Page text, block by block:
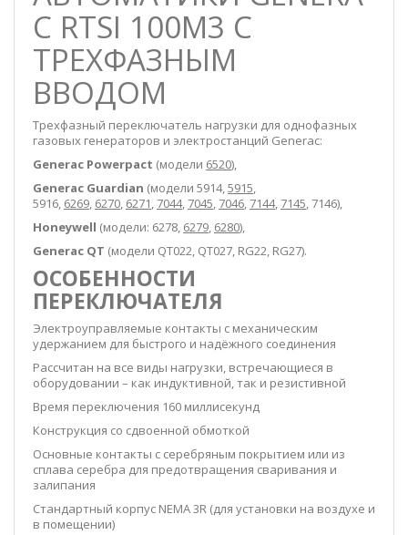
C RTSI 100M3 С
ТРЕХФАЗНЫМ
ВВОДОМ
Трехфазный переключатель нагрузки для однофазных
газовых генераторов и электростанций Generac:
Generac Powerpact (модели 6520),
Generac Guardian (модели 5914,5915,
5916, 6269, 6270, 6271, 7044, 7045, 7046, 7144, 7145, 7146),
Honeywell (модели: 6278, 6279, 6280),
Generac QT (модели QT022, QT027, RG22, RG27).
ОСОБЕННОСТИ
ПЕРЕКЛЮЧАТЕЛЯ
Электроуправляемые контакты с механическим
удержанием для быстрого и надёжного соединения
Рассчитан на все виды нагрузки, встречающиеся в
оборудовании – как индуктивной, так и резистивной
Время переключения 160 миллисекунд
Конструкция со сдвоенной обмоткой
Основные контакты с серебряным покрытием или из
сплава серебра для предотвращения сваривания и
залипания
Стандартный корпус NEMA 3R (для установки на воздухе и
в помещении)